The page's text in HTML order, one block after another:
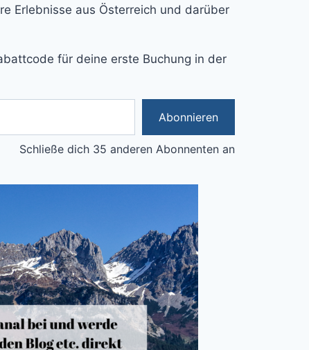
Erlebnisse aus Österreich und darüber
für deine erste Buchung in der
Abonnieren
Schließe dich 35 anderen Abonnenten an